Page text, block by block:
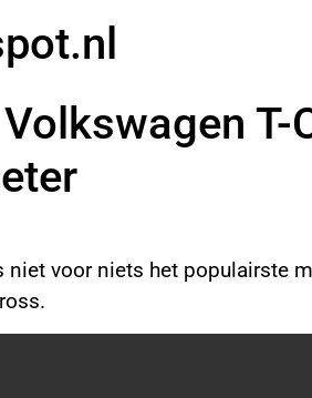
niet voor niets het populairste